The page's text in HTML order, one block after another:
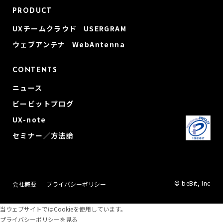
PRODUCT
UXチームクラウド USERGRAM
ウェブアンテナ WebAntenna
CONTENTS
ニュース
ビービットブログ
UX-note
セミナー／方法論
会社概要 プライバシーポリシー © beBit, Inc
当ウェブサイトではCookieを使用しています。
プライバシーポリシーを見る